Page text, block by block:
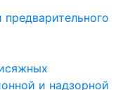
предварительного
и надзорной